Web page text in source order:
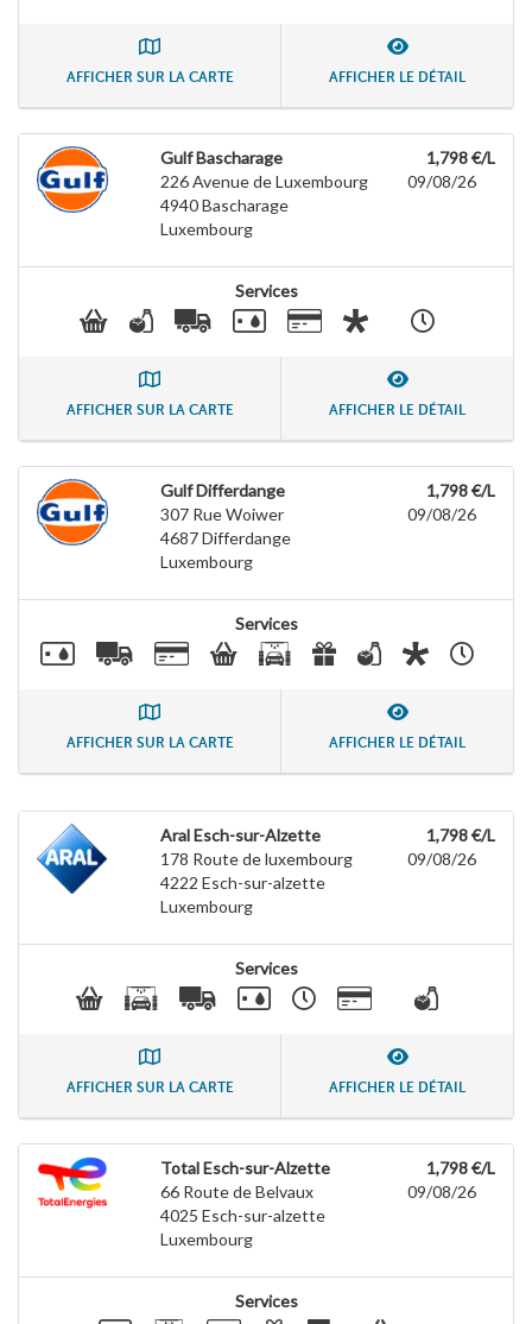
AFFICHER SUR LA CARTE AFFICHER LE DÉTAIL
Gulf Bascharage
226 Avenue de Luxembourg
4940Bascharage
Luxembourg
1,798 €/L
09/08/26
Services
AFFICHER SUR LA CARTE AFFICHER LE DÉTAIL
Gulf Differdange
307 Rue Woiwer
4687Differdange
Luxembourg
1,798 €/L
09/08/26
Services
AFFICHER SUR LA CARTE AFFICHER LE DÉTAIL
Aral Esch-sur-Alzette
178 Route de luxembourg
4222 Esch-sur-alzette
Luxembourg
1,798 €/L
09/08/26
Services
AFFICHER SUR LA CARTE AFFICHER LE DÉTAIL
Total Esch-sur-Alzette
66 Route de Belvaux
4025 Esch-sur-alzette
Luxembourg
1,798 €/L
09/08/26
Services